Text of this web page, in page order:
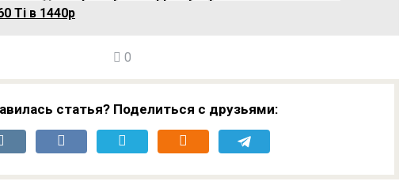
Ti в 1440p
0
статья? Поделиться с друзьями: